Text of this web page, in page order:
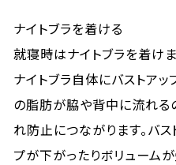
ナイトブラを着ける
就寝時はナイトブラを着けま
ナイトブラ自体にバストア
の脂肪が脇や背中に流れる
れ防止につながります。バス
プが下がったりボリューム